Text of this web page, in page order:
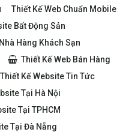
Thiết Kế Web Chuẩn Mobile
Bất Động Sản
Hàng Khách Sạn
Thiết Kế Web Bán Hàng
Thiết Kế Website Tin Tức
Tại Hà Nội
Tại TPHCM
Tại Đà Nẵng